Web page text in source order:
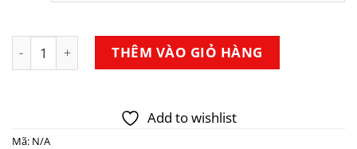
Hộp 24 - 36 bút sáp lụa màu Silky Washable Crayons
THÊM VÀO GIỎ HÀNG
Add to wishlist
Mã: N/A